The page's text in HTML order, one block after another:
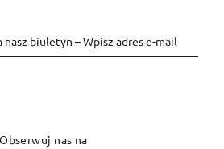
nasz biuletyn – Wpisz adres e-mail
Obserwuj nas na